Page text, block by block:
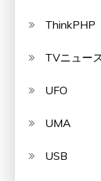
ThinkPHP
TVニュー
UFO
UMA
USB